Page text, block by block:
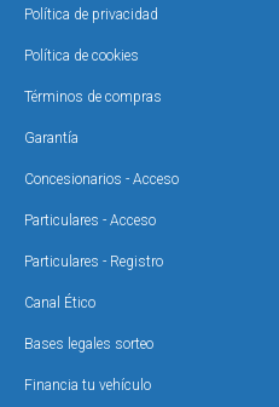
Política de privacidad
Política de cookies
Términos de compras
Garantía
Concesionarios - Acceso
Particulares - Acceso
Particulares - Registro
Canal Ético
Bases legales sorteo
Financia tu vehículo